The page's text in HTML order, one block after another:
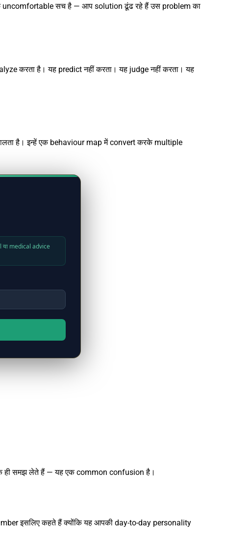
uncomfortable सच है — आप solution ढूंढ रहे हैं उस problem का
करता है। यह predict नहीं करता। यह judge नहीं करता। यह
है। इन्हें एक behaviour map में convert करके multiple
या medical advice
ही समझ लेते हैं — यह एक common confusion है।
इसलिए कहते हैं क्योंकि यह आपकी day-to-day personality